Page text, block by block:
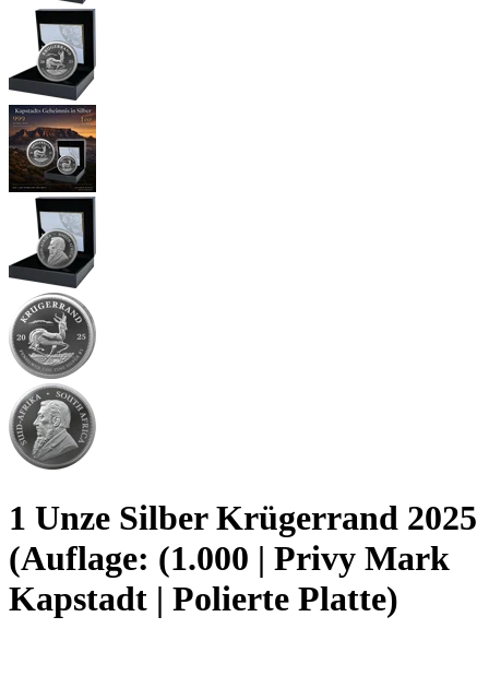
1 Unze Silber Krügerrand 2025
(Auflage: (1.000 | Privy Mark
Kapstadt | Polierte Platte)